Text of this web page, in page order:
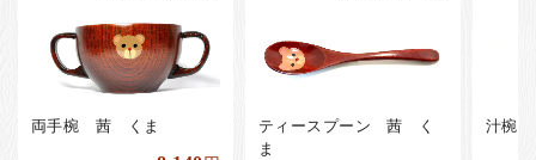
両手椀 茜 くま
ティースプーン 茜 く
ま
汁椀